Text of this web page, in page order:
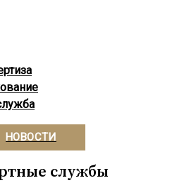
НОВОСТИ
службы